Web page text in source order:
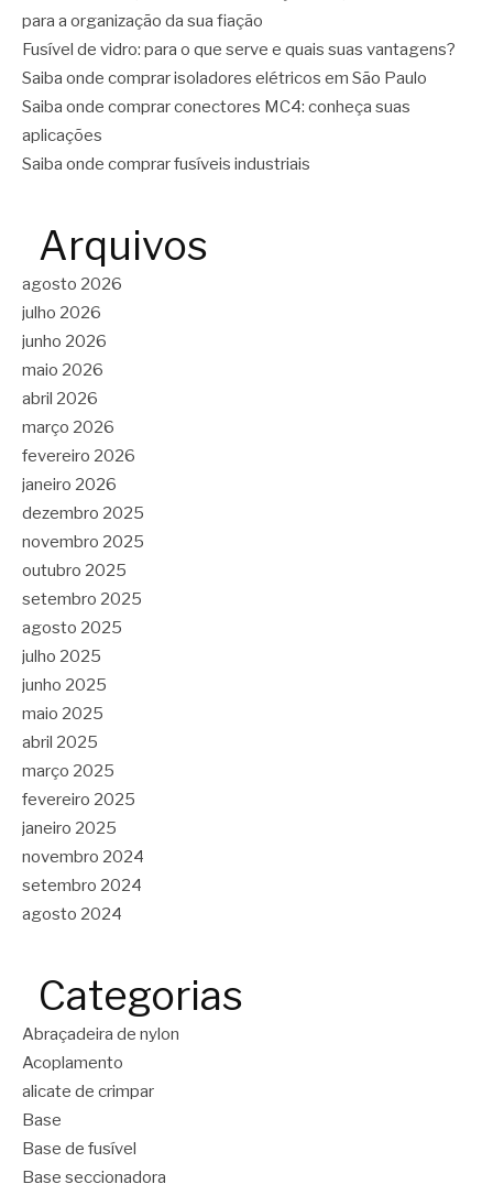
para a organização da sua fiação
Fusível de vidro: para o que serve e quais suas vantagens?
Saiba onde comprar isoladores elétricos em São Paulo
Saiba onde comprar conectores MC4: conheça suas
aplicações
Saiba onde comprar fusíveis industriais
Arquivos
agosto 2026
julho 2026
junho 2026
maio 2026
abril 2026
março 2026
fevereiro 2026
janeiro 2026
dezembro 2025
novembro 2025
outubro 2025
setembro 2025
agosto 2025
julho 2025
junho 2025
maio 2025
abril 2025
março 2025
fevereiro 2025
janeiro 2025
novembro 2024
setembro 2024
agosto 2024
Categorias
Abraçadeira de nylon
Acoplamento
alicate de crimpar
Base
Base de fusível
Base seccionadora